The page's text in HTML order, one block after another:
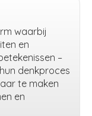
waarbij
en
–
denkproces
te maken
en